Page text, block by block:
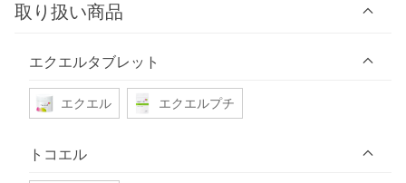
取り扱い商品
エクエルタブレット
エクエル エクエルプチ
トコエル